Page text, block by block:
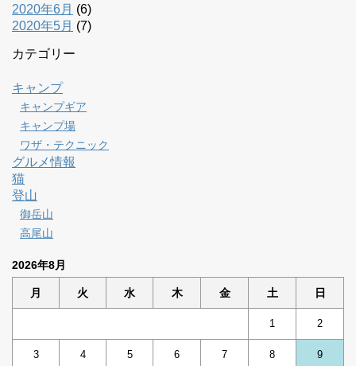
2020年6月 (6)
2020年5月 (7)
カテゴリー
キャンプ
キャンプギア
キャンプ場
ワザ・テクニック
グルメ情報
猫
登山
御岳山
高尾山
2026年8月
月 火 水 木 金 土 日
1 2
3 4 5 6 7 8 9